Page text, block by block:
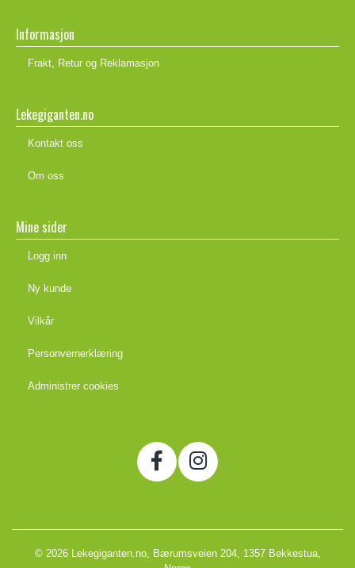
Informasjon
Frakt, Retur og Reklamasjon
Lekegiganten.no
Kontakt oss
Om oss
Mine sider
Logg inn
Ny kunde
Vilkår
Personvernerklæring
Administrer cookies
© 2026 Lekegiganten.no, Bærumsveien 204, 1357 Bekkestua,